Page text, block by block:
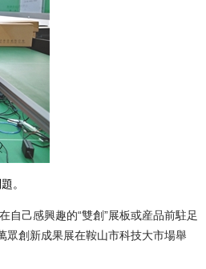
。
己感興趣的“雙創”展板或産品前駐足
眾創新成果展在鞍山市科技大市場舉